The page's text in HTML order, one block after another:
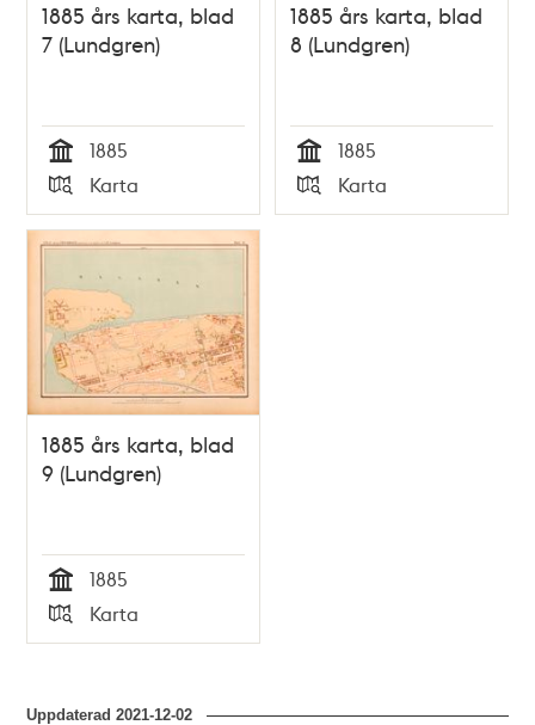
1885 års karta, blad
7 (Lundgren)
Tid
1885
Typ
Karta
1885 års karta, blad
8 (Lundgren)
Tid
1885
Typ
Karta
1885 års karta, blad
9 (Lundgren)
Tid
1885
Typ
Karta
Uppdaterad2021-12-02